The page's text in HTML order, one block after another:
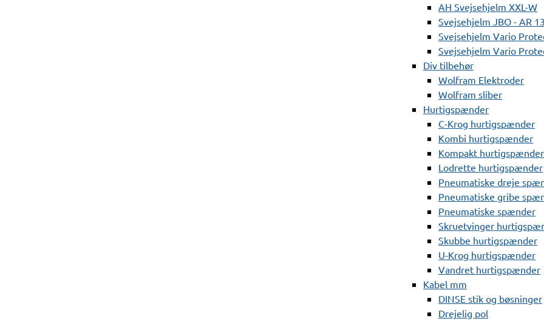
AH Svejsehjelm XXL-W
Svejsehjelm JBO - AR
Svejsehjelm Vario
Svejsehjelm Vario
Div tilbehør
Wolfram Elektroder
Wolfram sliber
Hurtigspænder
C-Krog hurtigspænder
Kombi hurtigspænder
Kompakt hurtigspænder
Lodrette hurtigspænder
Pneumatiske dreje
Pneumatiske gribe
Pneumatiske spænder
Skruetvinger
Skubbe hurtigspænder
U-Krog hurtigspænder
Vandret hurtigspænder
Kabel mm
DINSE stik og bøsninger
Drejelig pol